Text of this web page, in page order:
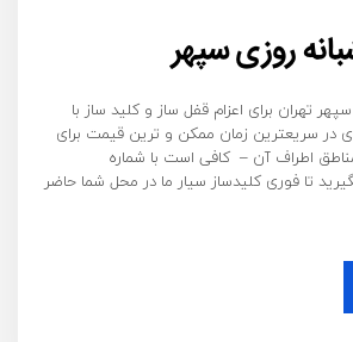
روزی سپهر
تهران برای اعزام قفل ساز و کلید ساز با
در سریعترین زمان ممکن و ترین قیمت برای
اطراف آن – کافی است با شماره
تماس بگیرید تا فوری کلیدساز سیار ما در محل شما حاضر